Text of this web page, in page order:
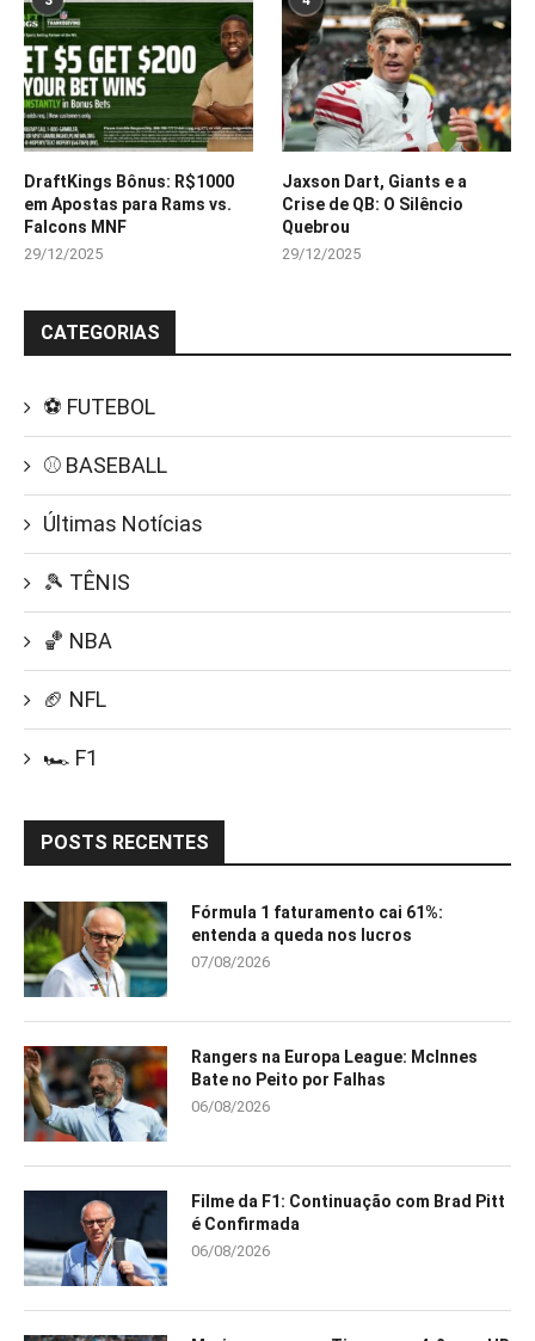
DraftKings Bônus: R$1000
em Apostas para Rams vs.
Falcons MNF
29/12/2025
Jaxson Dart, Giants e a
Crise de QB: O Silêncio
Quebrou
29/12/2025
CATEGORIAS
⚽ FUTEBOL
⚾ BASEBALL
Últimas Notícias
🎾 TÊNIS
🏀 NBA
🏈 NFL
🏎️ F1
POSTS RECENTES
Fórmula 1 faturamento cai 61%:
entenda a queda nos lucros
07/08/2026
Rangers na Europa League: McInnes
Bate no Peito por Falhas
06/08/2026
Filme da F1: Continuação com Brad Pitt
é Confirmada
06/08/2026